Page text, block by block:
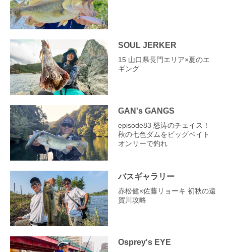
SOUL JERKER
15 山口県長門エリア×夏のエ
ギング
GAN's GANGS
episode83 怒涛のチェイス！
秋の七色ダムをビッグベイト
オンリーで釣れ
バスギャラリー
赤松健×佐藤リョーキ 初秋の遠
賀川攻略
Osprey's EYE